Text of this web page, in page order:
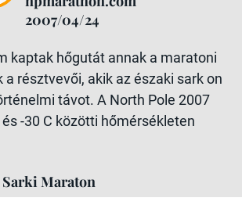
2007/04/24
kaptak hőgutát annak a maratoni
résztvevői, akik az északi sark on
távot. A North Pole 2007
-30 C közötti hőmérsékleten
Sarki Maraton